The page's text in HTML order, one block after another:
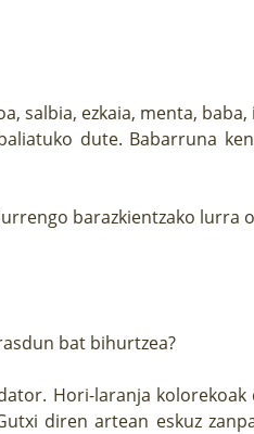
salbia, ezkaia, menta,
dute. Babarruna
barazkientzako lurra
bat bihurtzea?
Hori-laranja
diren artean eskuz